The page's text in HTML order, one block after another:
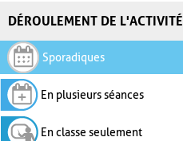
DÉROULEMENT DE L'ACTIVITÉ
Sporadiques
En plusieurs séances
En classe seulement